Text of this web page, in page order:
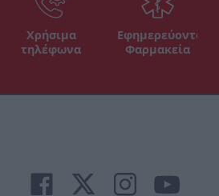
Χρήσιμα
τηλέφωνα
Εφημερεύοντα
Φαρμακεία